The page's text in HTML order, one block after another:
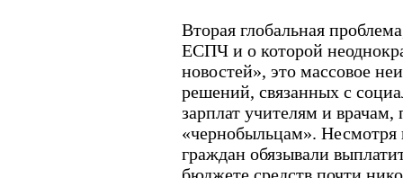
Вторая глобальная
ЕСПЧ и о которой
новостей», это массовое
решений, связанных с
зарплат учителям и
«чернобыльцам». Несмотря
граждан обязывали